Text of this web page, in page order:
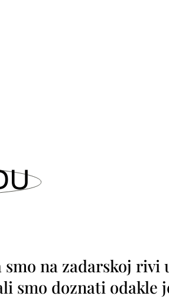
smo na zadarskoj
smo doznati odakle